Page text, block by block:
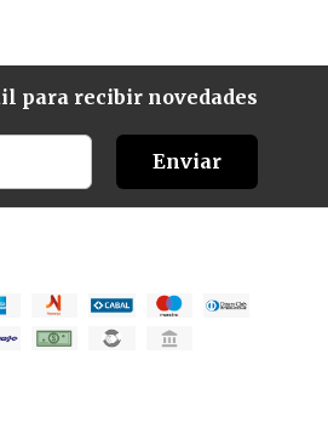
para recibir novedades
Enviar